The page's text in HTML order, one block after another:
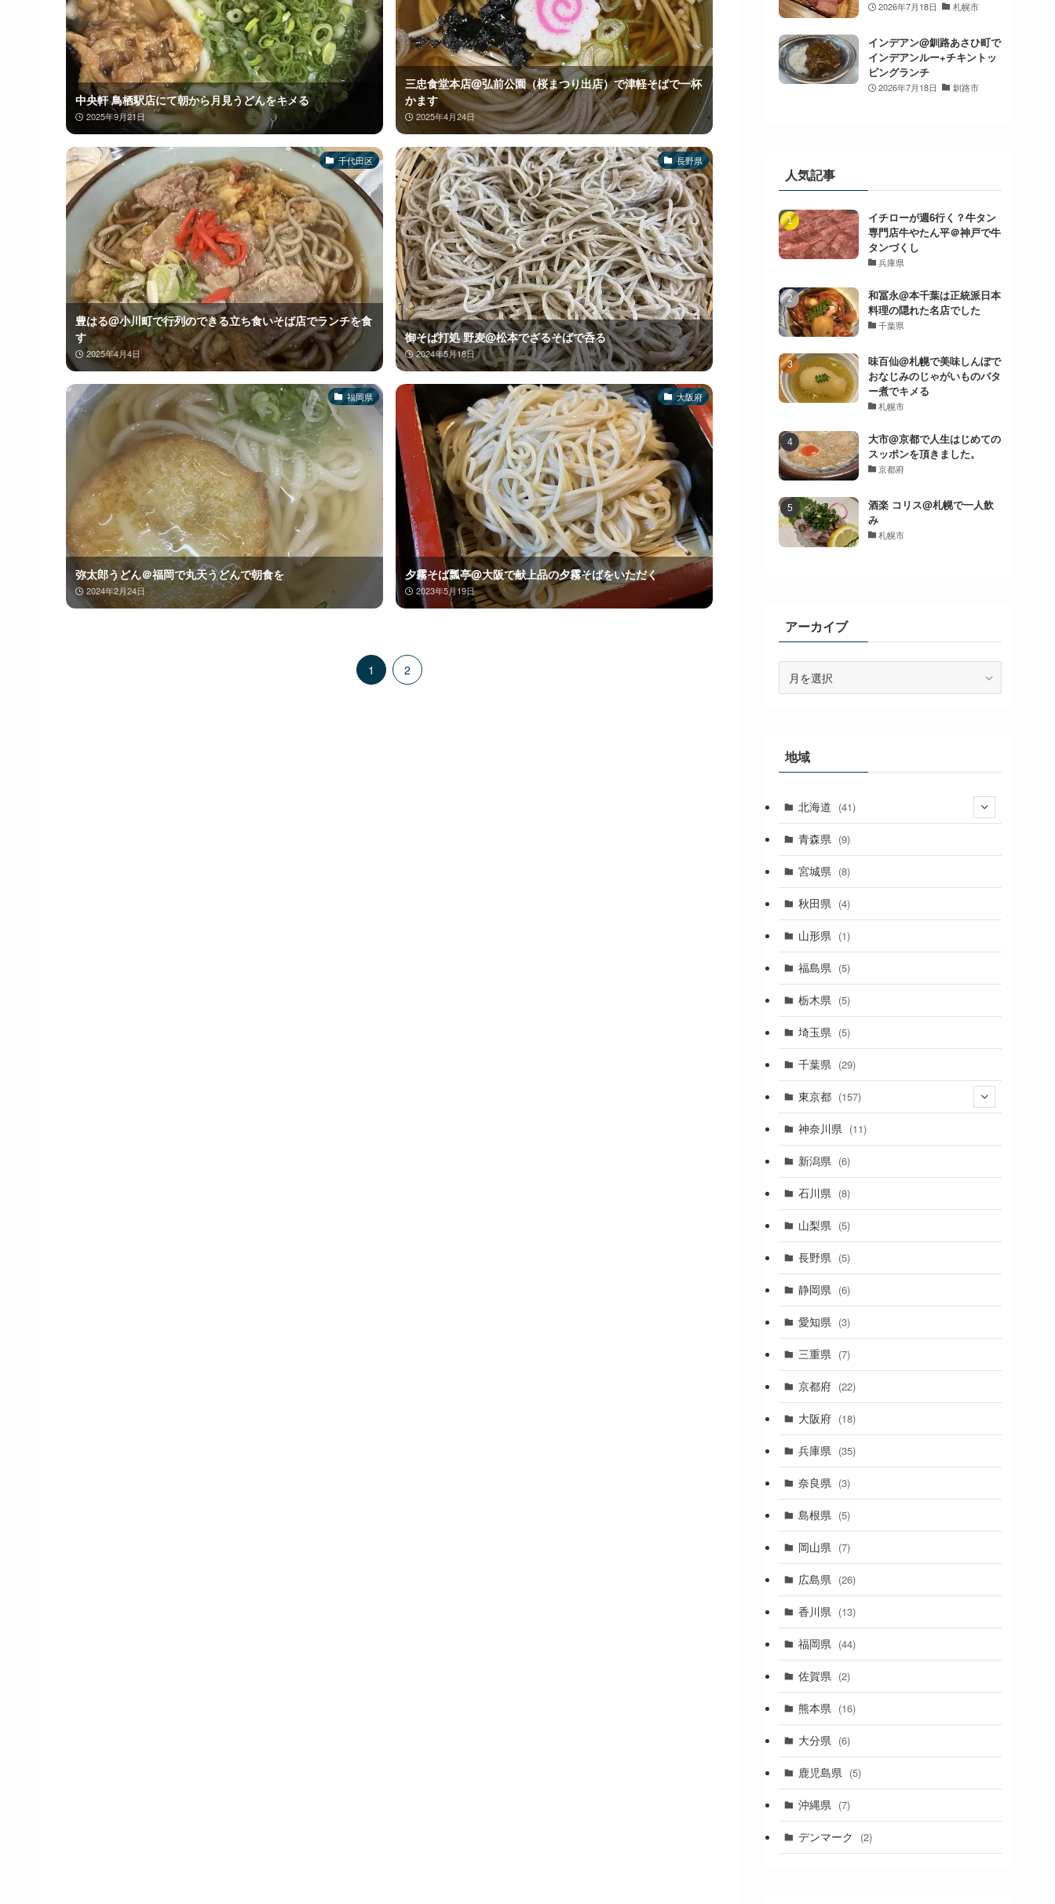
中央軒 鳥栖駅店にて朝から月見うどんをキメる
2025年9月21日
三忠食堂本店@弘前公園（桜まつり出店）で津軽そばで一杯
かます
2025年4月24日
千代田区
豊はる@小川町で行列のできる立ち食いそば店でランチを食
す
2025年4月4日
長野県
御そば打処 野麦@松本でざるそばで呑る
2024年5月18日
福岡県
弥太郎うどん＠福岡で丸天うどんで朝食を
2024年2月24日
大阪府
夕霧そば瓢亭@大阪で献上品の夕霧そばをいただく
2023年5月19日
1 2
2026年7月18日 札幌市
インデアン@釧路あさひ町で
インデアンルー+チキントッ
ピングランチ
2026年7月18日 釧路市
人気記事
イチローが週6行く？牛タン
専門店牛やたん平＠神戸で牛
タンづくし
兵庫県
和冨永@本千葉は正統派日本
料理の隠れた名店でした
千葉県
味百仙@札幌で美味しんぼで
おなじみのじゃがいものバタ
ー煮でキメる
札幌市
大市@京都で人生はじめての
スッポンを頂きました。
京都府
酒楽 コリス@札幌で一人飲
み
札幌市
アーカイブ
地域
北海道 (41)
(27)
(2)
(1)
(1)
(1)
(2)
(1)
(3)
青森県 (9)
宮城県 (8)
秋田県 (4)
山形県 (1)
福島県 (5)
栃木県 (5)
埼玉県 (5)
千葉県 (29)
東京都 (157)
(36)
(11)
(31)
(1)
(5)
(1)
(1)
(11)
(4)
(4)
(17)
(4)
(7)
(3)
(1)
神奈川県 (11)
新潟県 (6)
石川県 (8)
山梨県 (5)
長野県 (5)
静岡県 (6)
愛知県 (3)
三重県 (7)
京都府 (22)
大阪府 (18)
兵庫県 (35)
奈良県 (3)
島根県 (5)
岡山県 (7)
広島県 (26)
香川県 (13)
福岡県 (44)
佐賀県 (2)
熊本県 (16)
大分県 (6)
鹿児島県 (5)
沖縄県 (7)
デンマーク (2)